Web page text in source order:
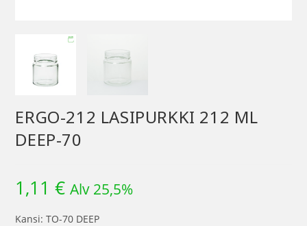
ERGO-212 LASIPURKKI 212 ML
DEEP-70
1,11€ Alv 25,5%
Kansi: TO-70 DEEP